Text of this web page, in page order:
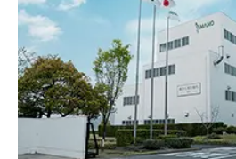
值得信任的品质保证
酶制剂应用工作室